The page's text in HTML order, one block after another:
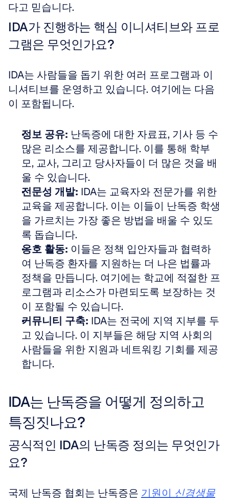
다고 믿습니다.
IDA가 진행하는 핵심 이니셔티브와 프로
그램은 무엇인가요?
IDA는 사람들을 돕기 위한 여러 프로그램과 이
니셔티브를 운영하고 있습니다. 여기에는 다음
이 포함됩니다.
정보 공유: 난독증에 대한 자료표, 기사 등 수
많은 리소스를 제공합니다. 이를 통해 학부
모, 교사, 그리고 당사자들이 더 많은 것을 배
울 수 있습니다.
전문성 개발: IDA는 교육자와 전문가를 위한
교육을 제공합니다. 이는 이들이 난독증 학생
을 가르치는 가장 좋은 방법을 배울 수 있도
록 돕습니다.
옹호 활동: 이들은 정책 입안자들과 협력하
여 난독증 환자를 지원하는 더 나은 법률과
정책을 만듭니다. 여기에는 학교에 적절한 프
로그램과 리소스가 마련되도록 보장하는 것
이 포함될 수 있습니다.
커뮤니티 구축: IDA는 전국에 지역 지부를 두
고 있습니다. 이 지부들은 해당 지역 사회의
사람들을 위한 지원과 네트워킹 기회를 제공
합니다.
IDA는 난독증을 어떻게 정의하고
특징짓나요?
공식적인 IDA의 난독증 정의는 무엇인가
요?
국제 난독증 협회는 난독증은 기원이 신경생물